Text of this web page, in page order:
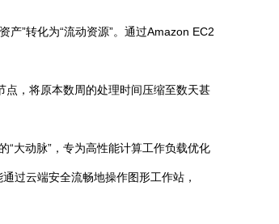
”转化为“流动资源”。通过Amazon EC2
，将原本数周的处理时间压缩至数天甚
大动脉”，专为高性能计算工作负载优化
过云端安全流畅地操作图形工作站，